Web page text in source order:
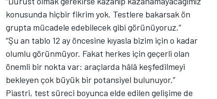
konusunda hiçbir fikrim yok. Testlere bakarsak ön
grupta mücadele edebilecek gibi görünüyoruz.”
“Şu an tablo 12 ay öncesine kıyasla bizim için o kadar
olumlu görünmüyor. Fakat herkes için geçerli olan
önemli bir nokta var: araçlarda hâlâ keşfedilmeyi
bekleyen çok büyük bir potansiyel bulunuyor.”
Piastri, test süreci boyunca elde edilen gelişime de